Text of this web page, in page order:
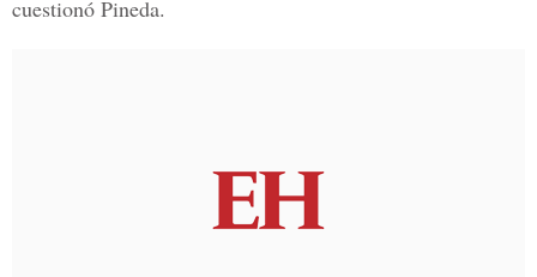
cuestionó Pineda.